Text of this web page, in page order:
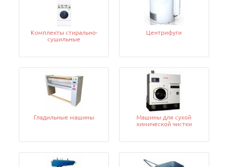
Комплекты стирально-
сушильные
Центрифуги
Гладильные машины
Машины для сухой
химической чистки